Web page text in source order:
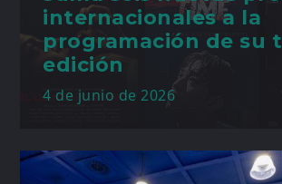
internacionales a la
programación de su
edición
4 de junio de 2026